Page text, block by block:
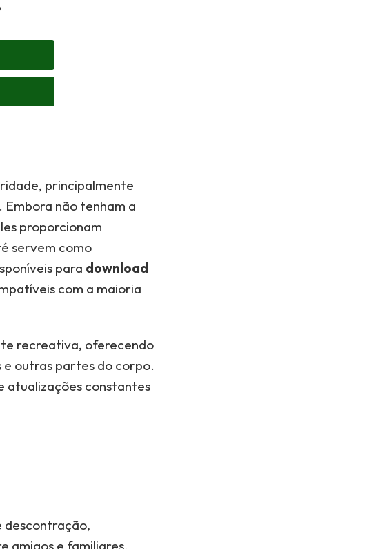
principalmente
não tenham a
proporcionam
servem como
para download
com a maioria
recreativa, oferecendo
e outras partes do corpo.
atualizações constantes
descontração,
amigos e familiares.